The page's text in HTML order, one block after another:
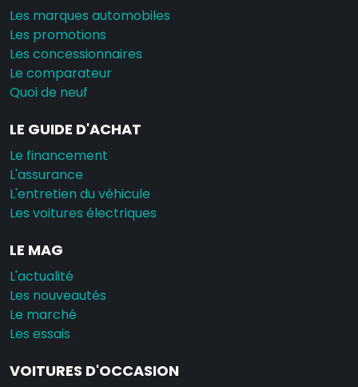
Les marques automobiles
Les promotions
Les concessionnaires
Le comparateur
Quoi de neuf
LE GUIDE D'ACHAT
Le financement
L'assurance
L'entretien du véhicule
Les voitures électriques
LE MAG
L'actualité
Les nouveautés
Le marché
Les essais
VOITURES D'OCCASION